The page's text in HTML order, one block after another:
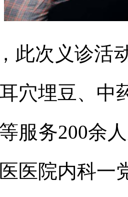
此次义诊活
穴埋豆、中
服务200余
医院内科一